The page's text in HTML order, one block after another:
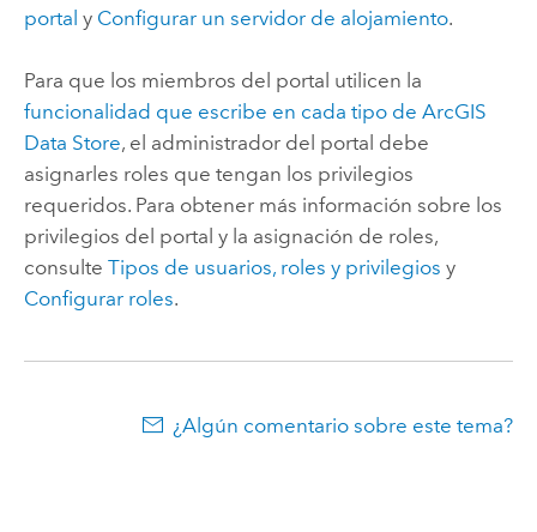
portal y Configurar un servidor de alojamiento.
Para que los miembros del portal utilicen la
funcionalidad que escribe en cada tipo de ArcGIS
Data Store, el administrador del portal debe
asignarles roles que tengan los privilegios
requeridos. Para obtener más información sobre los
privilegios del portal y la asignación de roles,
consulte Tipos de usuarios, roles y privilegios y
Configurar roles.
¿Algún comentario sobre este tema?